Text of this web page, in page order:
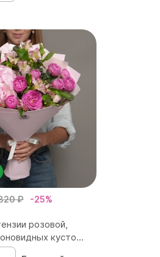
₽ -25%
розовой,
кусто...